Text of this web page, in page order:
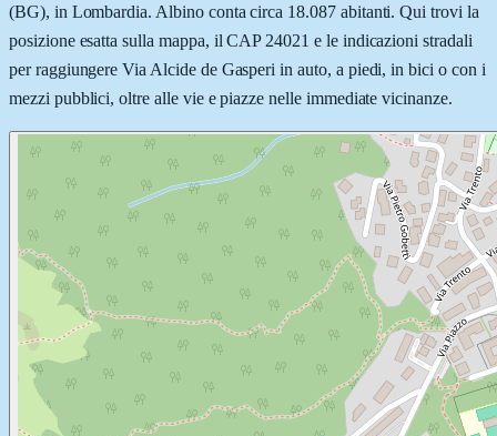
(BG), in Lombardia. Albino conta circa 18.087 abitanti. Qui trovi la
posizione esatta sulla mappa, il CAP 24021 e le indicazioni stradali
per raggiungere Via Alcide de Gasperi in auto, a piedi, in bici o con i
mezzi pubblici, oltre alle vie e piazze nelle immediate vicinanze.